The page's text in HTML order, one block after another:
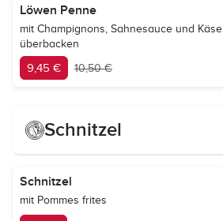
Löwen Penne
mit Champignons, Sahnesauce und Käse
überbacken
9,45 € 10,50 €
Schnitzel
Schnitzel
mit Pommes frites